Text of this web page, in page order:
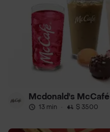
Mcdonald's McCafé
13 min · $ 3500